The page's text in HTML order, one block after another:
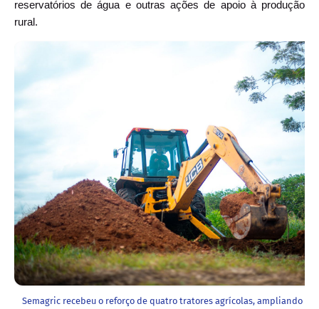
reservatórios de água e outras ações de apoio à produção
rural.
Semagric recebeu o reforço de quatro tratores agrícolas, ampliando a